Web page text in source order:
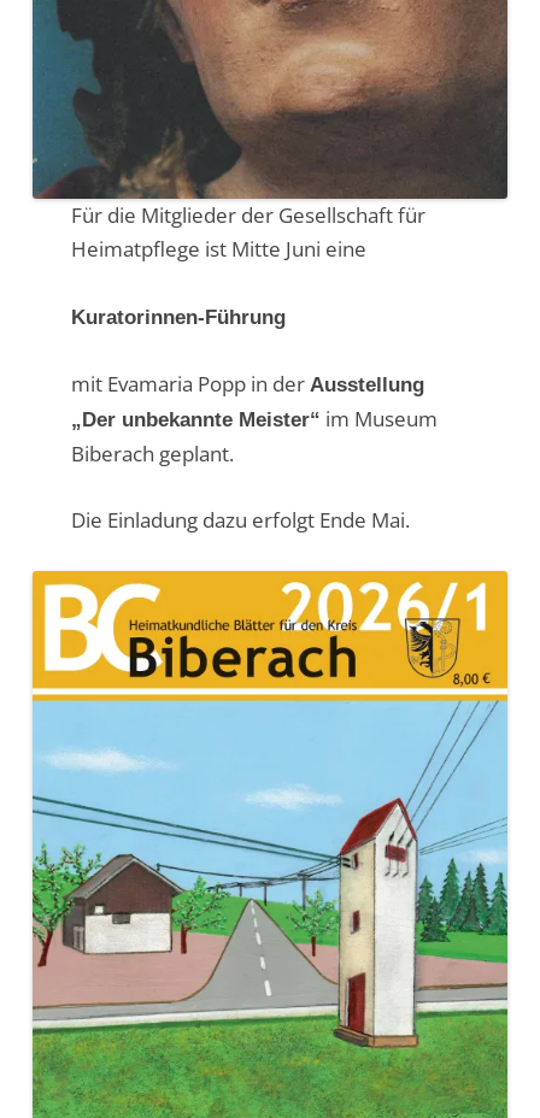
Für die Mitglieder der Gesellschaft für
Heimatpflege ist Mitte Juni eine
Kuratorinnen-Führung
mit Evamaria Popp in der Ausstellung
„Der unbekannte Meister“ im Museum
Biberach geplant.
Die Einladung dazu erfolgt Ende Mai.